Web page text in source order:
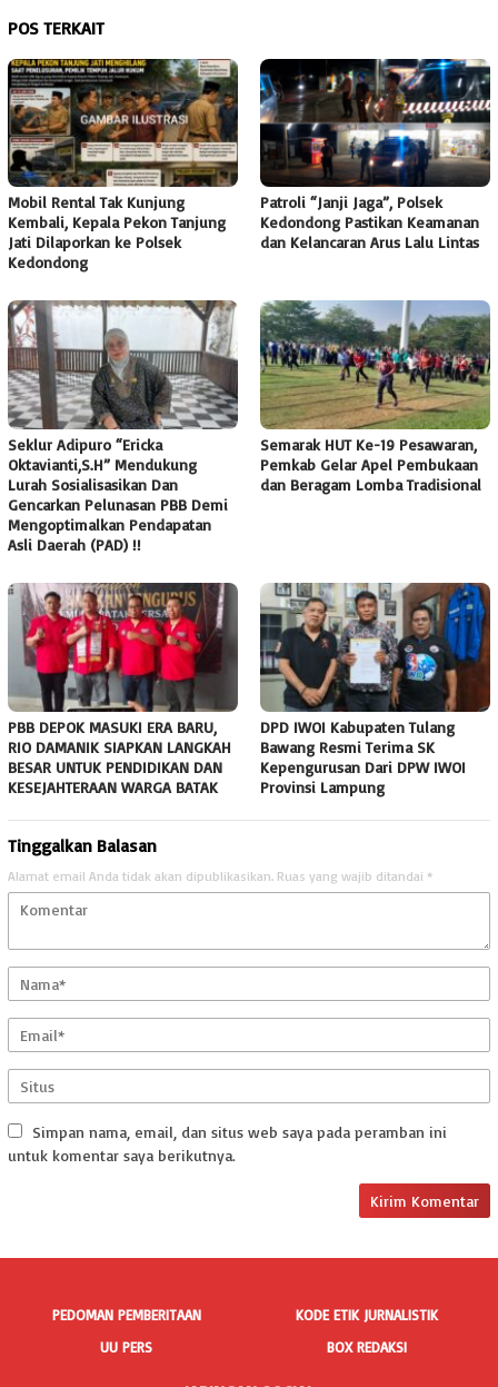
POS TERKAIT
Mobil Rental Tak Kunjung
Kembali, Kepala Pekon Tanjung
Jati Dilaporkan ke Polsek
Kedondong
Patroli “Janji Jaga”, Polsek
Kedondong Pastikan Keamanan
dan Kelancaran Arus Lalu Lintas
Seklur Adipuro “Ericka
Oktavianti,S.H” Mendukung
Lurah Sosialisasikan Dan
Gencarkan Pelunasan PBB Demi
Mengoptimalkan Pendapatan
Asli Daerah (PAD) !!
Semarak HUT Ke-19 Pesawaran,
Pemkab Gelar Apel Pembukaan
dan Beragam Lomba Tradisional
PBB DEPOK MASUKI ERA BARU,
RIO DAMANIK SIAPKAN LANGKAH
BESAR UNTUK PENDIDIKAN DAN
KESEJAHTERAAN WARGA BATAK
DPD IWOI Kabupaten Tulang
Bawang Resmi Terima SK
Kepengurusan Dari DPW IWOI
Provinsi Lampung ‎
Tinggalkan Balasan
Alamat email Anda tidak akan dipublikasikan. Ruas yang wajib ditandai *
Simpan nama, email, dan situs web saya pada peramban ini
untuk komentar saya berikutnya.
PEDOMAN PEMBERITAAN
KODE ETIK JURNALISTIK
UU PERS
BOX REDAKSI